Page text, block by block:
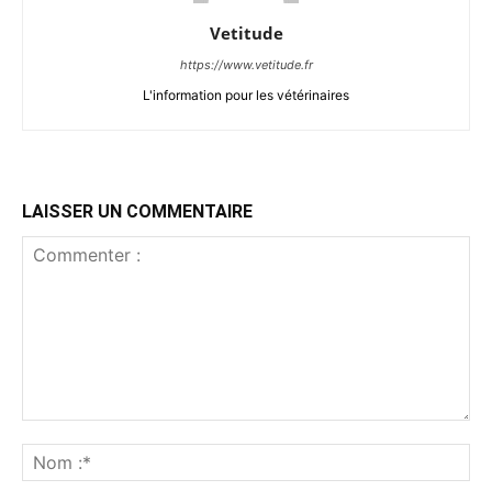
Vetitude
https://www.vetitude.fr
L'information pour les vétérinaires
LAISSER UN COMMENTAIRE